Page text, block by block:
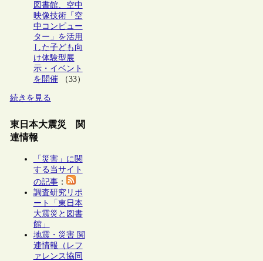
図書館、空中
映像技術「空
中コンピュー
ター」を活用
した子ども向
け体験型展
示・イベント
を開催（33）
続きを見る
東日本大震災 関
連情報
「災害」に関
する当サイト
の記事：
調査研究リポ
ート「東日本
大震災と図書
館」
地震・災害 関
連情報（レフ
ァレンス協同